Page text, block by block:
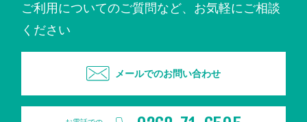
ご利用についてのご質問など、お気軽にご相談
ください
メールでのお問い合わせ